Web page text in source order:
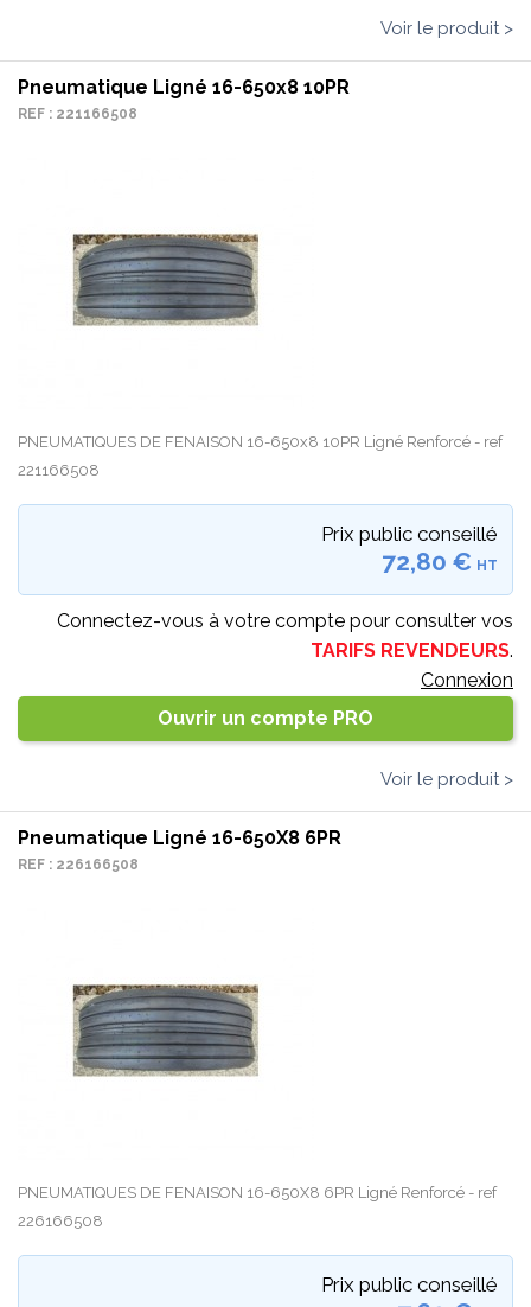
Voir le produit >
Pneumatique Ligné 16-650x8 10PR
REF : 221166508
PNEUMATIQUES DE FENAISON 16-650x8 10PR Ligné Renforcé - ref
221166508
Prix public conseillé
72,80 € HT
Connectez-vous à votre compte pour consulter vos
TARIFS REVENDEURS.
Connexion
Ouvrir un compte PRO
Voir le produit >
Pneumatique Ligné 16-650X8 6PR
REF : 226166508
PNEUMATIQUES DE FENAISON 16-650X8 6PR Ligné Renforcé - ref
226166508
Prix public conseillé